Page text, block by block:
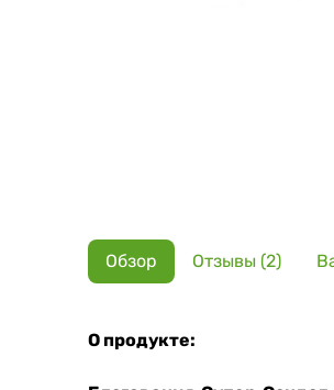
Обзор Отзывы (2)
О продукте: